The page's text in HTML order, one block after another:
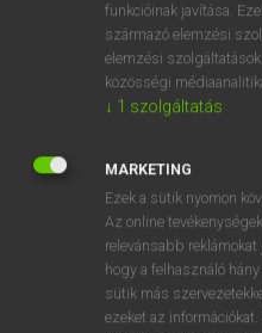
NINCS
Nincs regisztrációm és
díjmentes
funkcióinak javítása.
származó elemzési
elemzési
közösségi
↓ 1 szolgáltatás
MARKETING
Ezek a sütik nyomon
Az online
relevánsabb
hogy a felhasználó
sütik más
ezeket az